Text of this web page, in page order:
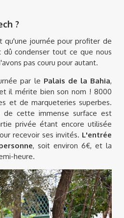
?
qu'une journée pour profiter de
dû condenser tout ce que nous
pas couru pour autant.
par le Palais de la Bahia,
il mérite bien son nom ! 8000
et de marqueteries superbes.
cette immense surface est
privée étant encore utilisée
recevoir ses invités. L'entrée
, soit environ 6€, et la
heure.